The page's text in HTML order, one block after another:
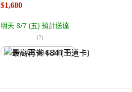
$1,680
明天 8/7 (五) 預計送達
(7)
最高再省 $84 (王道卡)